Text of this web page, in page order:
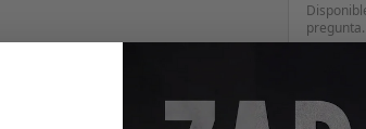
pregunta.